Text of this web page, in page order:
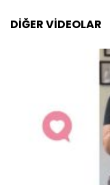
DIĞER VIDEOLAR